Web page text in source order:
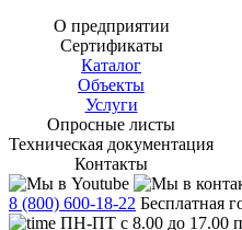
О предприятии
Сертификаты
Каталог
Объекты
Услуги
Опросные листы
Техническая документация
Контакты
8 (800) 600-18-22 Бесплатная
ПН-ПТ с 8.00 до